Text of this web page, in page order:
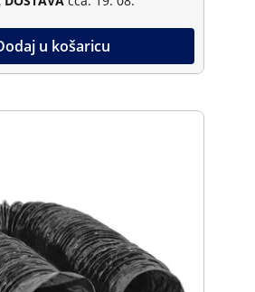
u košaricu